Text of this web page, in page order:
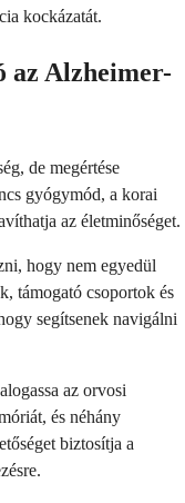
kockázatát.
az Alzheimer-
de megértése
gyógymód, a korai
az életminőséget.
hogy nem egyedül
támogató csoportok és
segítsenek navigálni
az orvosi
és néhány
biztosítja a